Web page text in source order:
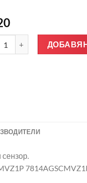
за Ново предно